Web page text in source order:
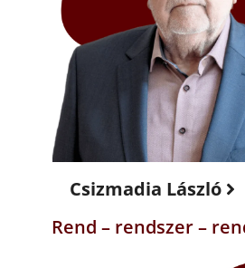
Csizmadia László
Rend – rendszer –